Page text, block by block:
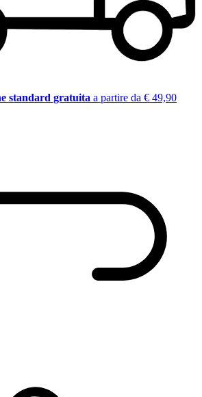
standard gratuita a partire da € 49,90